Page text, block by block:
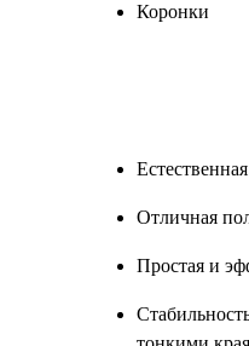
Коронки
Отличная
Простая и